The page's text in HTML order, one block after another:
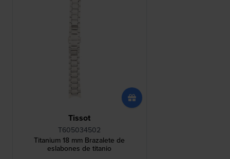
Tissot
T605034502
Titanium 18 mm Brazalete de
eslabones de titanio